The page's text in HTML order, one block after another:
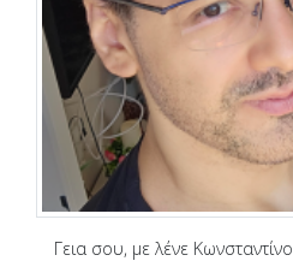
Γεια σου, με λένε Κωνσταντίνο.